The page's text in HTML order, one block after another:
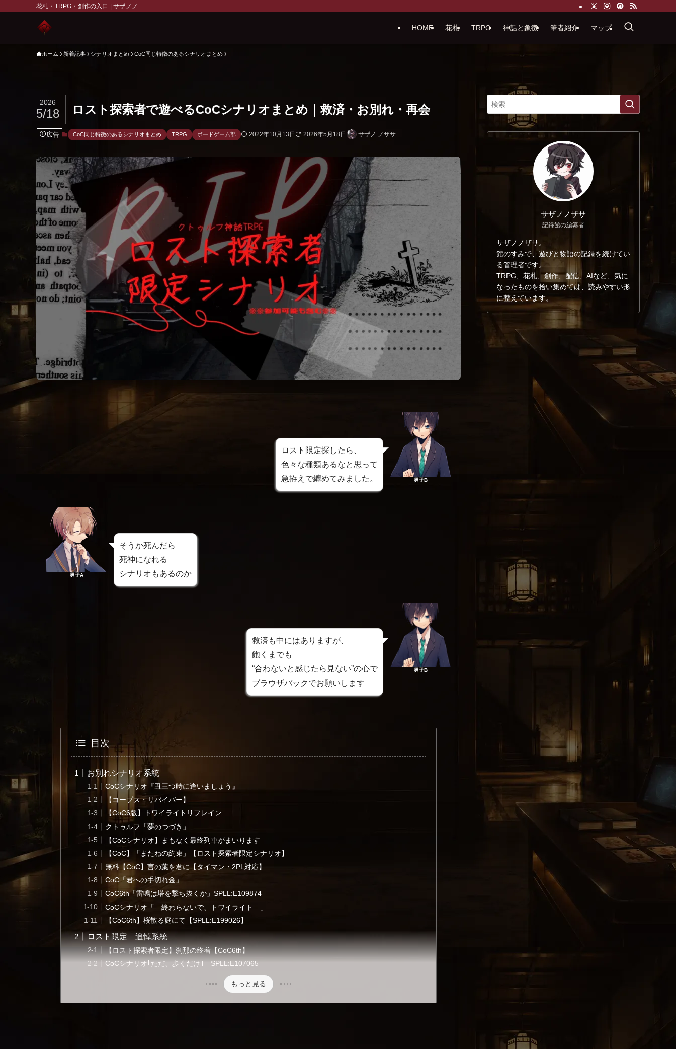
花札・TRPG・創作の入口 | サザノノ
HOME 花札 TRPG 神話と象徴 筆者紹介 マップ
ホーム 新着記事 シナリオまとめ CoC同じ特徴のあるシナリオまとめ
ロスト探索者で遊べるCoCシナリオまとめ｜救済・お別れ・再会
2026
5/18
広告 CoC同じ特徴のあるシナリオまとめ TRPG ボードゲーム部 2022年10月13日 2026年5月18日 サザノ ノザサ
ロスト限定探したら、
色々な種類あるなと思って
急拵えで纏めてみました。
男子B
男子A
そうか死んだら
死神になれる
シナリオもあるのか
救済も中にはありますが、
飽くまでも
“合わないと感じたら見ない”の心で
ブラウザバックでお願いします
男子B
目次
お別れシナリオ系統
CoCシナリオ『丑三つ時に逢いましょう』
【コープス・リバイバー】
【CoC6版】トワイライトリフレイン
クトゥルフ「夢のつづき」
【CoCシナリオ】まもなく最終列車がまいります
【CoC】「またねの約束」【ロスト探索者限定シナリオ】
無料【CoC】言の葉を君に【タイマン・2PL対応】
CoC「君への手切れ金」
CoC6th「雷鳴は塔を撃ち抜くか」SPLL:E109874
CoCシナリオ「 終わらないで、トワイライト 」
【CoC6th】桜散る庭にて【SPLL:E199026】
ロスト限定 追悼系統
【ロスト探索者限定】刹那の終着【CoC6th】
CoCシナリオ｢ただ、歩くだけ｣ SPLL:E107065
もっと見る
サザノノザサ
記録館の編纂者
サザノノザサ。
館のすみで、遊びと物語の記録を続けてい
る管理者です。
TRPG、花札、創作、配信、AIなど、気に
なったものを拾い集めては、読みやすい形
に整えています。